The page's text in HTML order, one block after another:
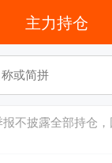
主力持仓
不披露全部持仓